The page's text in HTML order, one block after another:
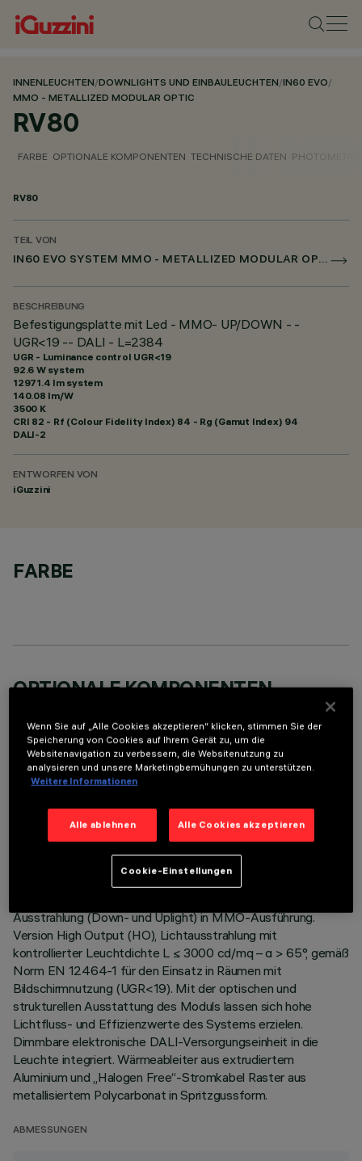
INNENLEUCHTEN/DOWNLIGHTS UND EINBAULEUCHTEN/IN60 EVO/
MMO - METALLIZED MODULAR OPTIC
RV80
FARBE OPTIONALE KOMPONENTEN TECHNISCHE DATEN
RV80
TEIL VON
IN60 EVO SYSTEM MMO - METALLIZED MODULAR OPTIC
BESCHREIBUNG
Befestigungsplatte mit Led - MMO- UP/DOWN - -
UGR<19 -- DALI - L=2384
UGR - Luminance control UGR<19
92.6 W system
12971.4 lm system
140.08 lm/W
3500 K
CRI 82 - Rf (Colour Fidelity Index) 84 - Rg (Gamut Index) 94
DALI-2
ENTWORFEN VON
iGuzzini
FARBE
OPTIONALE KOMPONENTEN
TECHNISCHE DATEN
LETZTES UPDATE: 06.08.2026
Ausstrahlung (Down- und Uplight) in MMO-Ausführung.
Version High Output (HO), Lichtausstrahlung mit
kontrollierter Leuchtdichte L ≤ 3000 cd/mq – α > 65°, gemäß
Norm EN 12464-1 für den Einsatz in Räumen mit
Bildschirmnutzung (UGR<19). Mit der optischen und
strukturellen Ausstattung des Moduls lassen sich hohe
Lichtfluss- und Effizienzwerte des Systems erzielen.
Dimmbare elektronische DALI-Versorgungseinheit in die
Leuchte integriert. Wärmeableiter aus extrudiertem
Aluminium und „Halogen Free“-Stromkabel Raster aus
metallisiertem Polycarbonat in Spritzgussform.
ABMESSUNGEN
Wenn Sie auf „Alle Cookies akzeptieren“ klicken, stimmen Sie der
Speicherung von Cookies auf Ihrem Gerät zu, um die
Websitenavigation zu verbessern, die Websitenutzung zu
analysieren und unsere Marketingbemühungen zu unterstützen.
Weitere Informationen
Alle ablehnen Alle Cookies akzeptieren
Cookie-Einstellungen